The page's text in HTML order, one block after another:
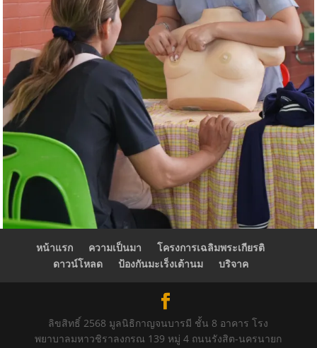
หน้าแรก ความเป็นมา
โครงการเฉลิมพระเกียรติ
ดาวน์โหลด
ป้องกันมะเร็งเต้านม บริจาค
ลิขสิทธิ์ 2568 มูลนิธิกาญจนบารมี ชั้น 8 อาคาร โรง
พยาบาลมหาวชิราลงกรณ 139 หมู่ 4 ถนนรังสิต-นครนายก